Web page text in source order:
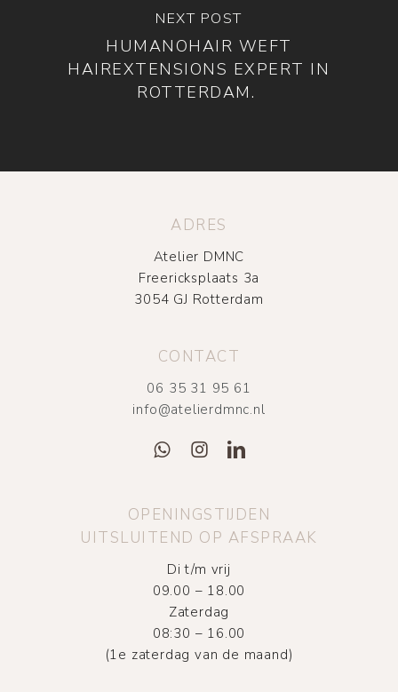
NEXT POST
HUMANOHAIR WEFT
HAIREXTENSIONS EXPERT IN
ROTTERDAM.
ADRES
Atelier DMNC
Freericksplaats 3a
3054 GJ Rotterdam
CONTACT
06 35 31 95 61
info@atelierdmnc.nl
OPENINGSTIJDEN
UITSLUITEND OP AFSPRAAK
Di t/m vrij
09.00 – 18.00
Zaterdag
08:30 – 16.00
(1e zaterdag van de maand)